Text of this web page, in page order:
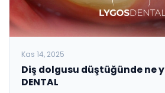
Kas 14, 2025
Diş dolgusu düştüğünde ne
DENTAL